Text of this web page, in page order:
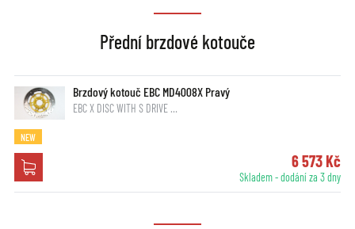
Přední brzdové kotouče
Brzdový kotouč EBC MD4008X Pravý
EBC X DISC WITH S DRIVE …
NEW
6 573 Kč
Skladem - dodání za 3 dny